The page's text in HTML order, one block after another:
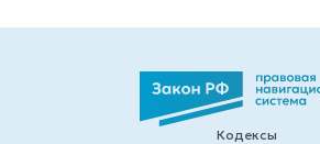
Кодексы